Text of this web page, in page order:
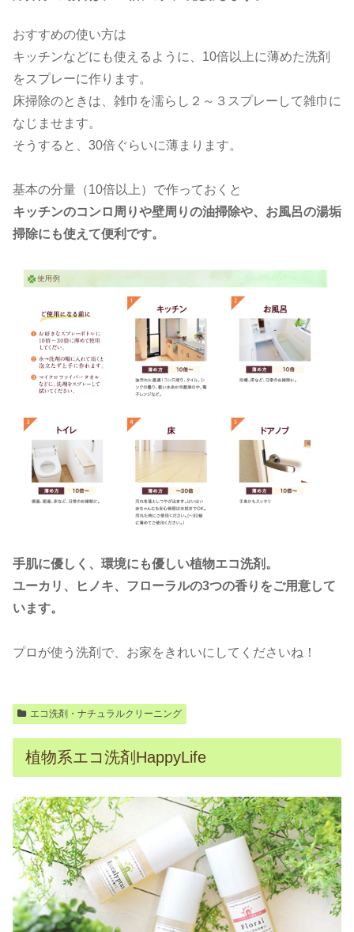
おすすめの使い方は
キッチンなどにも使えるように、10倍以上に薄めた洗剤
をスプレーに作ります。
床掃除のときは、雑巾を濡らし２～３スプレーして雑巾に
なじませます。
そうすると、30倍ぐらいに薄まります。
基本の分量（10倍以上）で作っておくと
キッチンのコンロ周りや壁周りの油掃除や、お風呂の湯垢
掃除にも使えて便利です。
手肌に優しく、環境にも優しい植物エコ洗剤。
ユーカリ、ヒノキ、フローラルの3つの香りをご用意して
います。
プロが使う洗剤で、お家をきれいにしてくださいね！
エコ洗剤・ナチュラルクリーニング
植物系エコ洗剤HappyLife